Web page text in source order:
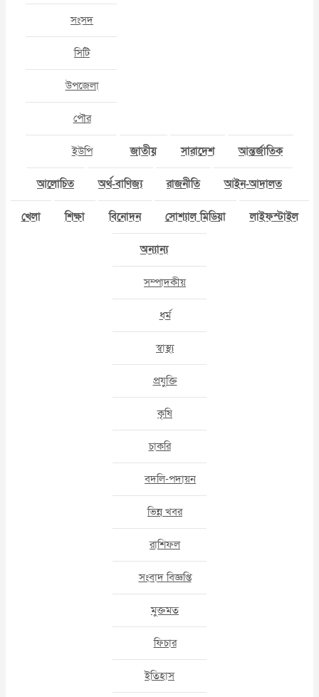
সংসদ
সিটি
উপজেলা
পৌর
ইউপি জাতীয় সারাদেশ আন্তর্জাতিক
আলোচিত অর্থ-বাণিজ্য রাজনীতি আইন-আদালত
খেলা শিক্ষা বিনোদন সোশ্যাল মিডিয়া লাইফস্টাইল
অন্যান্য
সম্পাদকীয়
ধর্ম
স্বাস্থ্য
প্রযুক্তি
কৃষি
চাকরি
বদলি-পদায়ন
ভিন্ন খবর
রাশিফল
সংবাদ বিজ্ঞপ্তি
মুক্তমত
ফিচার
ইতিহাস